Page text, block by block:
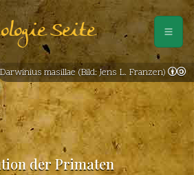
Seite
der Primaten
Darwinius masillae (Bild: Jens L. Franzen)